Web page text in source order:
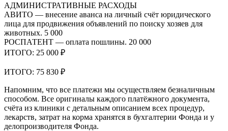
АДМИНИСТРАТИВНЫЕ РАСХОДЫ
АВИТО — внесение аванса на личный счёт юридического
лица для продвижения объявлений по поиску хозяев для
животных. 5 000
РОСПАТЕНТ — оплата пошлины. 20 000
ИТОГО: 25 000 ₽
ИТОГО: 75 830 ₽
Напомним, что все платежи мы осуществляем безналичным
способом. Все оригиналы каждого платёжного документа,
счёта из клиники с детальным описанием всех процедур,
лекарств, затрат на корма хранятся в бухгалтерии Фонда и у
делопроизводителя Фонда.